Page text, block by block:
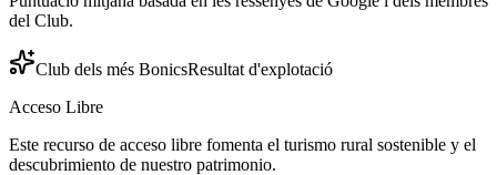
del Club.
Club dels més BonicsResultat d'explotació
Acceso Libre
Este recurso de acceso libre fomenta el turismo rural sostenible y el
descubrimiento de nuestro patrimonio.